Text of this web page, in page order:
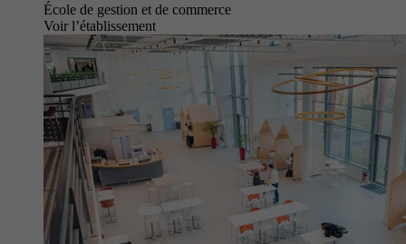
École de gestion et de commerce
Voir l’établissement